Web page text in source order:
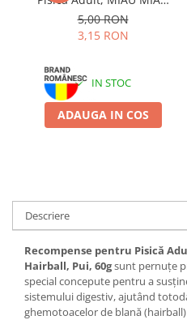
Creamy Snacks, Rață,
4x15g
5,00 RON
3,15 RON
IN STOC
ADAUGA IN COS
Descriere
Recompense pentru Pisică
Hairball, Pui, 60gsunt pernuțe
special concepute pentru a
sistemului digestiv, ajutând
ghemotoacelor de blană